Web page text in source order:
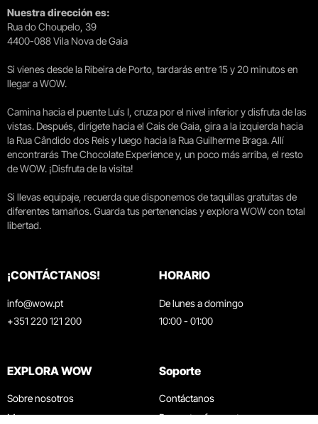
Nuestra dirección es:
Rua do Choupelo, 39
4400-088 Vila Nova de Gaia
Si vienes desde la Ribeira de Porto, tardarás entre 15 y 20 minutos en
llegar a WOW.
Camina hacia el puente Luís I, cruza por el nivel inferior y disfruta de las
vistas. Después, dirígete hacia el Cais de Gaia, gira a la izquierda hacia
la Rua Cândido dos Reis y luego hacia la Rua Guilherme Braga. Allí
encontrarás The Chocolate Experience y, un poco más arriba, el resto
de WOW. ¡Disfruta de la visita!
Si llevas equipaje, recuerda que disponemos de taquillas gratuitas de
diferentes tamaños. Guarda tus pertenencias y explora WOW con total
libertad.
¡CONTÁCTANOS!
info@wow.pt
+351 220 121 200
HORARIO
De lunes a domingo
10:00 - 01:00
EXPLORA WOW
Sobre nosotros
Museos
Soporte
Contáctanos
Preguntas frecuentes